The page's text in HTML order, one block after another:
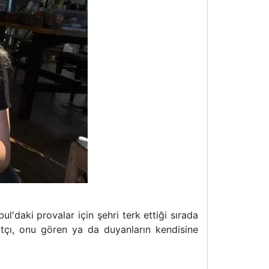
provalar için şehri terk ettiği sırada
onu gören ya da duyanların kendisine